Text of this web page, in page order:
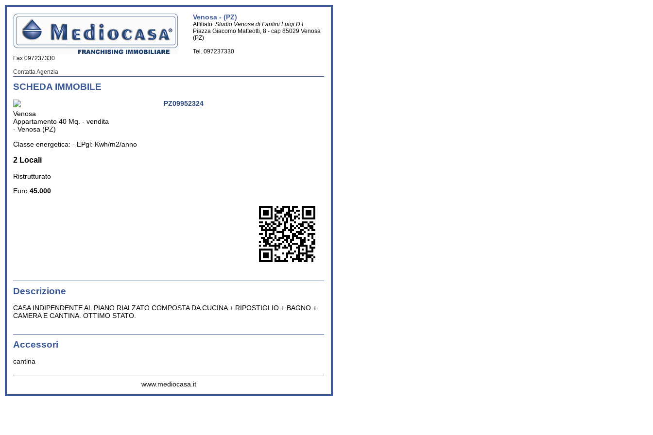
Venosa - (PZ)
Affiliato:Studio Venosa di Fantini Luigi D.I.
Piazza Giacomo Matteotti, 8 - cap 85029 Venosa
(PZ)
Tel. 097237330
Fax 097237330
Contatta Agenzia
SCHEDA IMMOBILE
PZ09952324
Venosa
Appartamento 40 Mq. - vendita
- Venosa (PZ)
Classe energetica: - EPgl: Kwh/m2/anno
2 Locali
Ristrutturato
Euro45.000
Descrizione
CASA INDIPENDENTE AL PIANO RIALZATO COMPOSTA DA CUCINA + RIPOSTIGLIO + BAGNO +
CAMERA E CANTINA. OTTIMO STATO.
Accessori
cantina
www.mediocasa.it